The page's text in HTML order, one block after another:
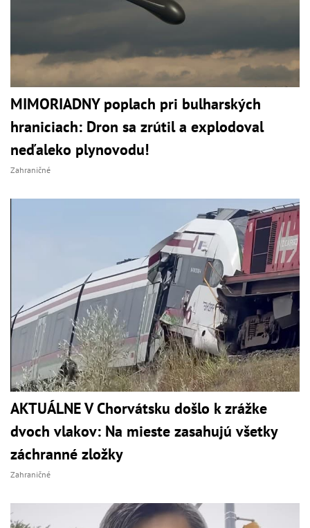
MIMORIADNY poplach pri bulharských
hraniciach: Dron sa zrútil a explodoval
neďaleko plynovodu!
Zahraničné
AKTUÁLNE V Chorvátsku došlo k zrážke
dvoch vlakov: Na mieste zasahujú všetky
záchranné zložky
Zahraničné